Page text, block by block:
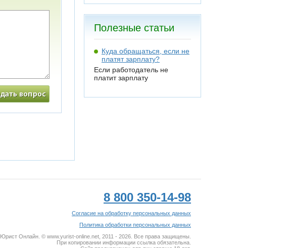
Полезные статьи
Куда обращаться, если не
платят зарплату?
Если работодатель не
платит зарплату
8 800 350-14-98
Согласие на обработку персональных данных
Политика обработки персональных данных
Юрист Онлайн. © www.yurist-online.net, 2011 - 2026. Все права защищены.
При копировании информации ссылка обязательна.